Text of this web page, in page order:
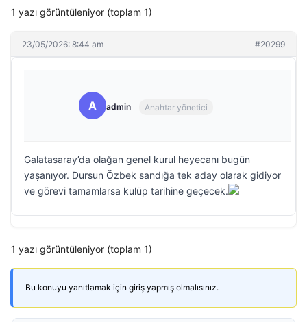
1 yazı görüntüleniyor (toplam 1)
23/05/2026: 8:44 am #20299
A admin Anahtar yönetici
Galatasaray’da olağan genel kurul heyecanı bugün
yaşanıyor. Dursun Özbek sandığa tek aday olarak gidiyor
ve görevi tamamlarsa kulüp tarihine geçecek.
1 yazı görüntüleniyor (toplam 1)
Bu konuyu yanıtlamak için giriş yapmış olmalısınız.